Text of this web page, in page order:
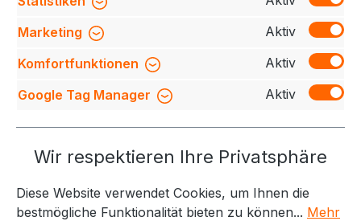
Bewertungen
Service-Hotline
Weitere Themen
Informationen Kontakt
Marketing
Aktiv
Komfortfunktionen
Aktiv
Google Tag Manager
Aktiv
Wir respektieren Ihre Privatsphäre
Diese Website verwendet Cookies, um Ihnen die
bestmögliche Funktionalität bieten zu können... Mehr